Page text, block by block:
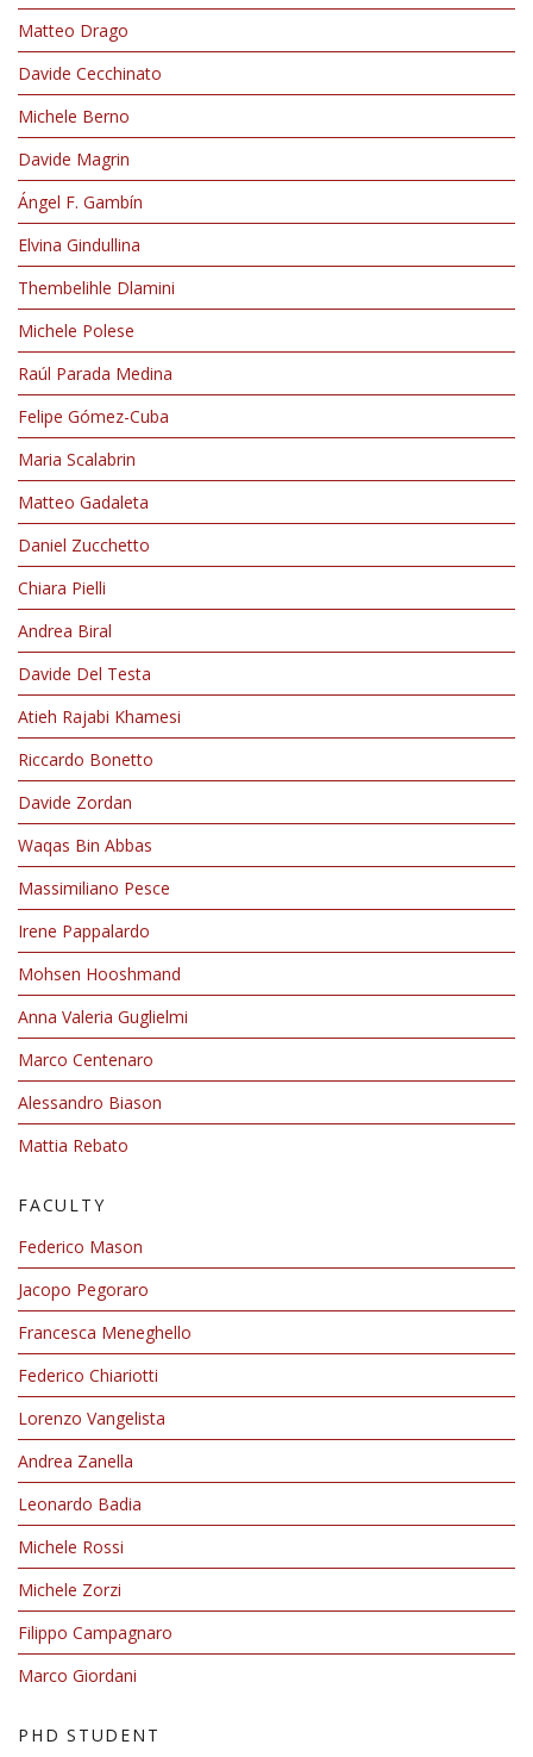
Matteo Drago
Davide Cecchinato
Michele Berno
Davide Magrin
Ángel F. Gambín
Elvina Gindullina
Thembelihle Dlamini
Michele Polese
Raúl Parada Medina
Felipe Gómez-Cuba
Maria Scalabrin
Matteo Gadaleta
Daniel Zucchetto
Chiara Pielli
Andrea Biral
Davide Del Testa
Atieh Rajabi Khamesi
Riccardo Bonetto
Davide Zordan
Waqas Bin Abbas
Massimiliano Pesce
Irene Pappalardo
Mohsen Hooshmand
Anna Valeria Guglielmi
Marco Centenaro
Alessandro Biason
Mattia Rebato
FACULTY
Federico Mason
Jacopo Pegoraro
Francesca Meneghello
Federico Chiariotti
Lorenzo Vangelista
Andrea Zanella
Leonardo Badia
Michele Rossi
Michele Zorzi
Filippo Campagnaro
Marco Giordani
PHD STUDENT